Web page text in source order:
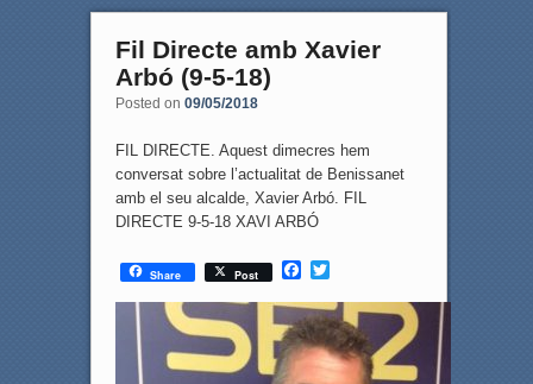
Fil Directe amb Xavier
Arbó (9-5-18)
Posted on 09/05/2018
FIL DIRECTE. Aquest dimecres hem
conversat sobre l’actualitat de Benissanet
amb el seu alcalde, Xavier Arbó. FIL
DIRECTE 9-5-18 XAVI ARBÓ
Share Post
F
c
e
b
o
T
i
t
t
e